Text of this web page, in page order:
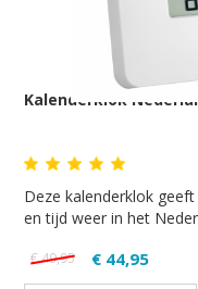
Kalenderklok
Deze kalenderklok
en tijd weer in het
€ 49,95 € 44,95